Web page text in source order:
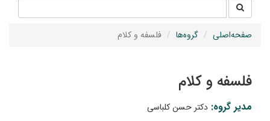
جستجو
در
سایت
صفحه‌اصلی گروه‌ها فلسفه و کلام
فلسفه و کلام
مدیر گروه: دکتر حسن کلباسی